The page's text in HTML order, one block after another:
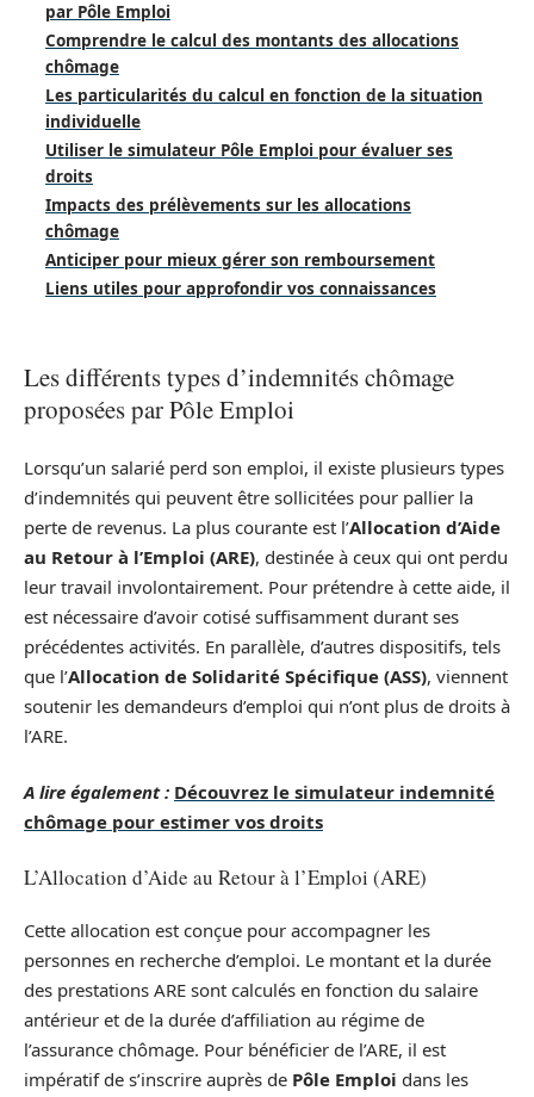
par Pôle Emploi
Comprendre le calcul des montants des allocations
chômage
Les particularités du calcul en fonction de la situation
individuelle
Utiliser le simulateur Pôle Emploi pour évaluer ses
droits
Impacts des prélèvements sur les allocations
chômage
Anticiper pour mieux gérer son remboursement
Liens utiles pour approfondir vos connaissances
Les différents types d’indemnités chômage
proposées par Pôle Emploi
Lorsqu’un salarié perd son emploi, il existe plusieurs types
d’indemnités qui peuvent être sollicitées pour pallier la
perte de revenus. La plus courante est l’Allocation d’Aide
au Retour à l’Emploi (ARE), destinée à ceux qui ont perdu
leur travail involontairement. Pour prétendre à cette aide, il
est nécessaire d’avoir cotisé suffisamment durant ses
précédentes activités. En parallèle, d’autres dispositifs, tels
que l’Allocation de Solidarité Spécifique (ASS), viennent
soutenir les demandeurs d’emploi qui n’ont plus de droits à
l’ARE.
A lire également : Découvrez le simulateur indemnité
chômage pour estimer vos droits
L’Allocation d’Aide au Retour à l’Emploi (ARE)
Cette allocation est conçue pour accompagner les
personnes en recherche d’emploi. Le montant et la durée
des prestations ARE sont calculés en fonction du salaire
antérieur et de la durée d’affiliation au régime de
l’assurance chômage. Pour bénéficier de l’ARE, il est
impératif de s’inscrire auprès de Pôle Emploi dans les